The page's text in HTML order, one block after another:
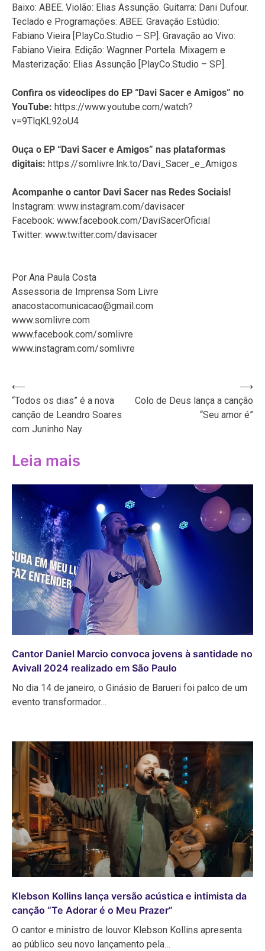
Baixo: ABEE. Violão: Elias Assunção. Guitarra: Dani Dufour.
Teclado e Programações: ABEE. Gravação Estúdio:
Fabiano Vieira [PlayCo.Studio – SP]. Gravação ao Vivo:
Fabiano Vieira. Edição: Wagnner Portela. Mixagem e
Masterização: Elias Assunção [PlayCo.Studio – SP].
Confira os videoclipes do EP “Davi Sacer e Amigos” no
YouTube: https://www.youtube.com/watch?
v=9TlqKL92oU4
Ouça o EP “Davi Sacer e Amigos” nas plataformas
digitais: https://somlivre.lnk.to/Davi_Sacer_e_Amigos
Acompanhe o cantor Davi Sacer nas Redes Sociais!
Instagram: www.instagram.com/davisacer
Facebook: www.facebook.com/DaviSacerOficial
Twitter: www.twitter.com/davisacer
Por Ana Paula Costa
Assessoria de Imprensa Som Livre
anacostacomunicacao@gmail.com
www.somlivre.com
www.facebook.com/somlivre
www.instagram.com/somlivre
Navegação
de
Post
⟵
“Todos os dias” é a nova
canção de Leandro Soares
com Juninho Nay
Colo de Deus lança a canção
“Seu amor é”
⟶
Leia mais
Cantor Daniel Marcio convoca jovens à santidade no
Avivall 2024 realizado em São Paulo
No dia 14 de janeiro, o Ginásio de Barueri foi palco de um
evento transformador…
Klebson Kollins lança versão acústica e intimista da
canção “Te Adorar é o Meu Prazer”
O cantor e ministro de louvor Klebson Kollins apresenta
ao público seu novo lançamento pela…